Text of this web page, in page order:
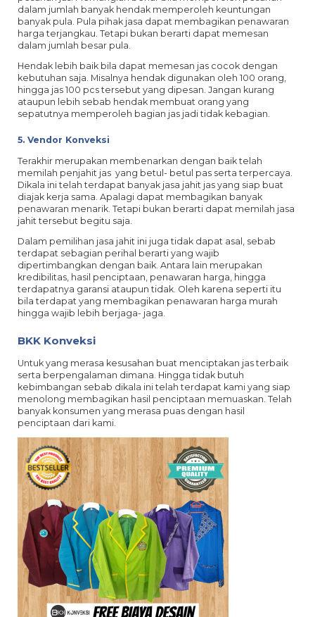
dalam jumlah banyak hendak memperoleh keuntungan
banyak pula. Pula pihak jasa dapat membagikan penawaran
harga terjangkau. Tetapi bukan berarti dapat memesan
dalam jumlah besar pula.
Hendak lebih baik bila dapat memesan jas cocok dengan
kebutuhan saja. Misalnya hendak digunakan oleh 100 orang,
hingga jas 100 pcs tersebut yang dipesan. Jangan kurang
ataupun lebih sebab hendak membuat orang yang
sepatutnya memperoleh bagian jas jadi tidak kebagian.
5. Vendor Konveksi
Terakhir merupakan membenarkan dengan baik telah
memilah penjahit jas yang betul- betul pas serta terpercaya.
Dikala ini telah terdapat banyak jasa jahit jas yang siap buat
diajak kerja sama. Apalagi dapat membagikan banyak
penawaran menarik. Tetapi bukan berarti dapat memilah jasa
jahit tersebut begitu saja.
Dalam pemilihan jasa jahit ini juga tidak dapat asal, sebab
terdapat sebagian perihal berarti yang wajib
dipertimbangkan dengan baik. Antara lain merupakan
kredibilitas, hasil penciptaan, penawaran harga, hingga
terdapatnya garansi ataupun tidak. Oleh karena seperti itu
bila terdapat yang membagikan penawaran harga murah
hingga wajib lebih berjaga- jaga.
BKK Konveksi
Untuk yang merasa kesusahan buat menciptakan jas terbaik
serta berpengalaman dimana. Hingga tidak butuh
kebimbangan sebab dikala ini telah terdapat kami yang siap
menolong membagikan hasil penciptaan memuaskan. Telah
banyak konsumen yang merasa puas dengan hasil
penciptaan dari kami.